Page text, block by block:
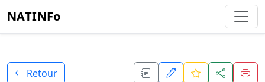
NATINFo
Retour